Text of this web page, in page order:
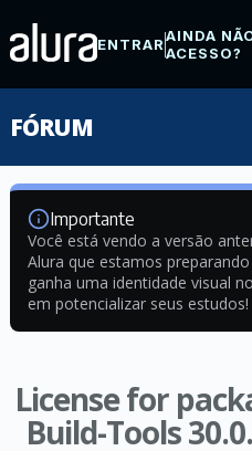
ENTRARAINDA
ACESSO?
FÓRUM
Importante
Você está vendo a versão
Alura que estamos
ganha uma identidade visual
em potencializar seus estudos!
License for
Build-Tools